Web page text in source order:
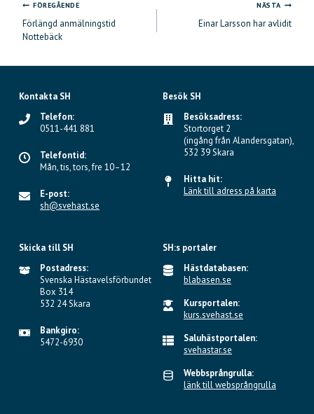
Inläggsnavigering
FÖREGÅENDE
Förlängd anmälningstid
Nottebäck
NÄSTA
Einar Larsson har avlidit
Kontakta SH
Telefon:
0511-441 881
Telefontid:
Mån, tis, tors, fre 10–12
E-post:
sh@svehast.se
Besök SH
Besöksadress:
Stortorget 2
(ingång från Alandersgatan),
532 39 Skara
Hitta hit:
Länk till adress på karta
Skicka till SH
Postadress:
Svenska Hästavelsförbundet
Box 314
532 24 Skara
Bankgiro:
5472-6930
SH:s portaler
Hästdatabasen:
blabasen.se
Kursportalen:
kurs.svehast.se
Saluhästportalen:
svehastar.se
Webbsprångrulla:
länk till websprångrulla